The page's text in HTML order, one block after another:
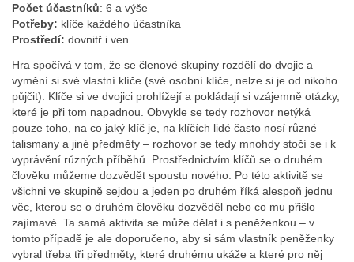
Počet účastníků: 6 a výše
Potřeby: klíče každého účastníka
Prostředí: dovnitř i ven
Hra spočívá v tom, že se členové skupiny rozdělí do dvojic a
vymění si své vlastní klíče (své osobní klíče, nelze si je od nikoho
půjčit). Klíče si ve dvojici prohlížejí a pokládají si vzájemně otázky,
které je při tom napadnou. Obvykle se tedy rozhovor netýká
pouze toho, na co jaký klíč je, na klíčích lidé často nosí různé
talismany a jiné předměty – rozhovor se tedy mnohdy stočí se i k
vyprávění různých příběhů. Prostřednictvím klíčů se o druhém
člověku můžeme dozvědět spoustu nového. Po této aktivitě se
všichni ve skupině sejdou a jeden po druhém říká alespoň jednu
věc, kterou se o druhém člověku dozvěděl nebo co mu přišlo
zajímavé. Ta samá aktivita se může dělat i s peněženkou – v
tomto případě je ale doporučeno, aby si sám vlastník peněženky
vybral třeba tři předměty, které druhému ukáže a které pro něj